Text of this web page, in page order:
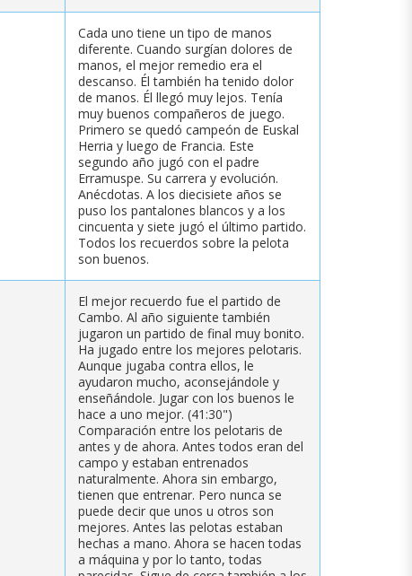
Cada uno tiene un tipo de manos
diferente. Cuando surgían dolores de
manos, el mejor remedio era el
descanso. Él también ha tenido dolor
de manos. Él llegó muy lejos. Tenía
muy buenos compañeros de juego.
Primero se quedó campeón de Euskal
Herria y luego de Francia. Este
segundo año jugó con el padre
Erramuspe. Su carrera y evolución.
Anécdotas. A los diecisiete años se
puso los pantalones blancos y a los
cincuenta y siete jugó el último partido.
Todos los recuerdos sobre la pelota
son buenos.
El mejor recuerdo fue el partido de
Cambo. Al año siguiente también
jugaron un partido de final muy bonito.
Ha jugado entre los mejores pelotaris.
Aunque jugaba contra ellos, le
ayudaron mucho, aconsejándole y
enseñándole. Jugar con los buenos le
hace a uno mejor. (41:30")
Comparación entre los pelotaris de
antes y de ahora. Antes todos eran del
campo y estaban entrenados
naturalmente. Ahora sin embargo,
tienen que entrenar. Pero nunca se
puede decir que unos u otros son
mejores. Antes las pelotas estaban
hechas a mano. Ahora se hacen todas
a máquina y por lo tanto, todas